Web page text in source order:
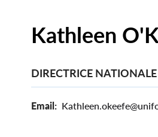
Kathleen
DIRECTRICE
Email